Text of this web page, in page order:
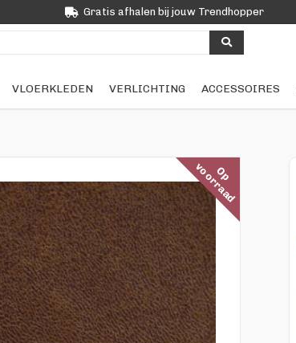
Gratis afhalen bij jouw Trendhopper
VLOERKLEDEN VERLICHTING ACCESSOIRES
O
p
v
o
o
r
r
a
a
d